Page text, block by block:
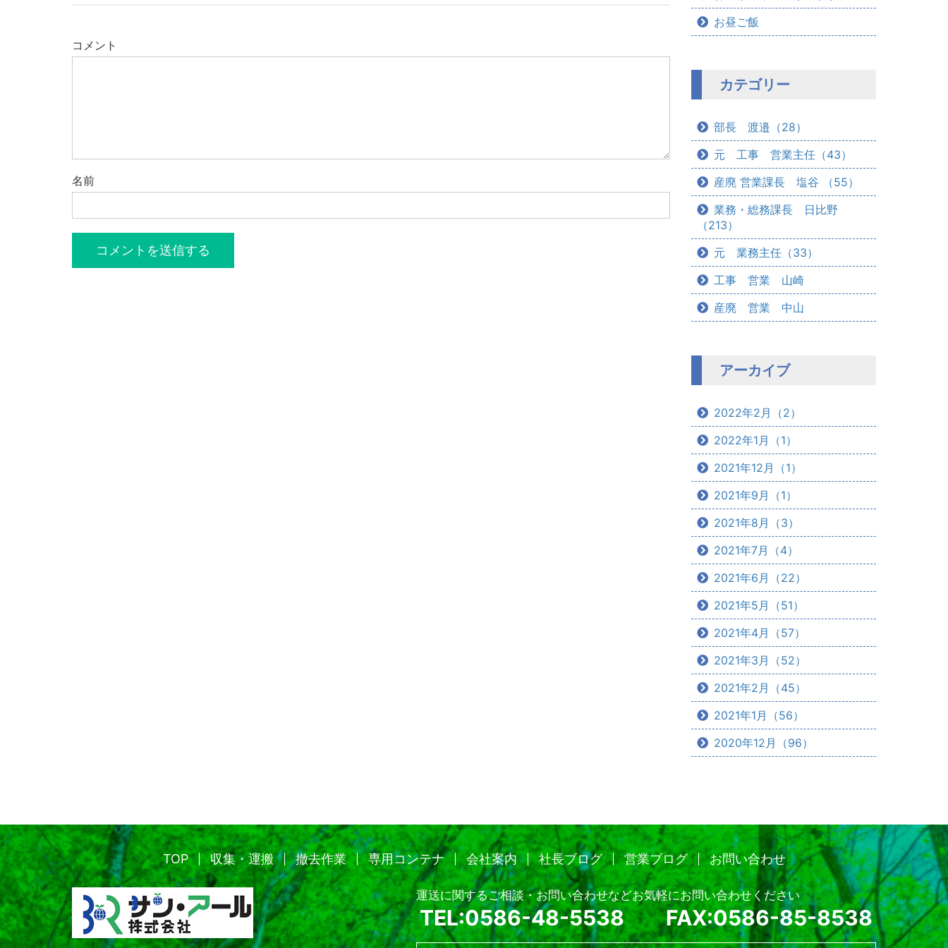
コメント
名前
お昼ご飯
カテゴリー
部長 渡邉（28）
元 工事 営業主任（43）
産廃 営業課長 塩谷 （55）
業務・総務課長 日比野
（213）
元 業務主任（33）
工事 営業 山崎
産廃 営業 中山
アーカイブ
2022年2月（2）
2022年1月（1）
2021年12月（1）
2021年9月（1）
2021年8月（3）
2021年7月（4）
2021年6月（22）
2021年5月（51）
2021年4月（57）
2021年3月（52）
2021年2月（45）
2021年1月（56）
2020年12月（96）
TOP 収集・運搬 撤去作業 専用コンテナ 会社案内 社長ブログ 営業ブログ お問い合わせ
運送に関するご相談・お問い合わせなどお気軽にお問い合わせください
TEL:0586-48-5538 FAX:0586-85-8538